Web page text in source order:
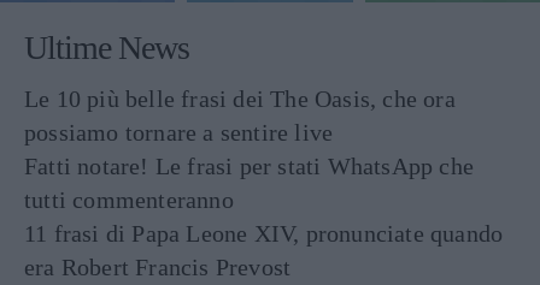
Ultime News
Le 10 più belle frasi dei The Oasis, che ora
possiamo tornare a sentire live
Fatti notare! Le frasi per stati WhatsApp che
tutti commenteranno
11 frasi di Papa Leone XIV, pronunciate quando
era Robert Francis Prevost